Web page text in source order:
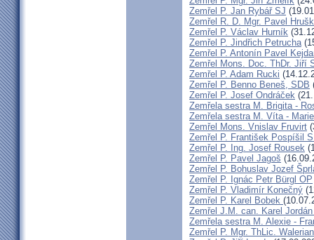
Zemřel P. Jan Rybář SJ
Zemřel R. D. Mgr. Pavel
Zemřel P. Václav Hurník
Zemřel P. Jindřich Petrucha
Zemřel P. Antonín Pavel
Zemřel Mons. Doc. ThDr. Jiří
Zemřel P. Adam Rucki
Zemřel P. Benno Beneš, SDB
Zemřel P. Josef Ondráček
Zemřela sestra M. Brigita -
Zemřela sestra M. Víta -
Zemřel Mons. Vnislav Fruvirt
Zemřel P. František Pospíšil
Zemřel P. Ing. Josef Rousek
Zemřel P. Pavel Jagoš
Zemřel P. Bohuslav Jozef
Zemřel P. Ignác Petr Bürgl OP
Zemřel P. Vladimír Konečný
Zemřel P. Karel Bobek
Zemřel J.M. can. Karel
Zemřela sestra M. Alexie -
Zemřel P. Mgr. ThLic.